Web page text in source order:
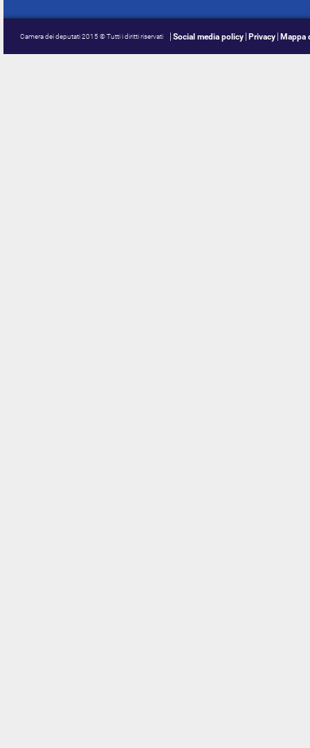
Camera dei deputati 2015 © Tutti i diritti riservati Social media policy Privacy Mappa